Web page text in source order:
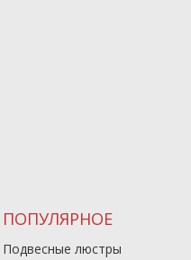
ПОПУЛЯРНОЕ
Подвесные люстры